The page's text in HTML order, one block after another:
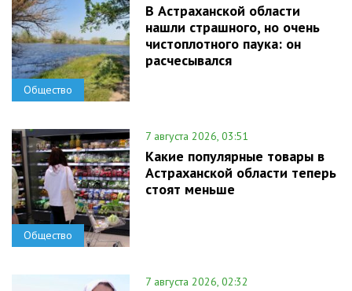
Общество
В Астраханской области
нашли страшного, но очень
чистоплотного паука: он
расчесывался
Общество
7 августа 2026, 03:51
Какие популярные товары в
Астраханской области теперь
стоят меньше
7 августа 2026, 02:32